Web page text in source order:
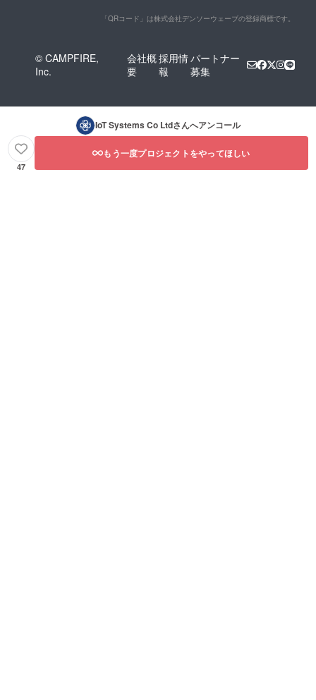
「QRコード」は株式会社デンソーウェーブの登録商標です。
© CAMPFIRE,
Inc.
会社概
要
採用情
報
パートナー
募集
IoT Systems Co Ltdさんへアンコール
47
もう一度プロジェクトをやってほしい